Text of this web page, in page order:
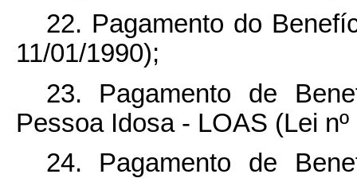
22. Pagamento do
11/01/1990);
23. Pagamento de
Pessoa Idosa - LOAS (Lei
24. Pagamento de